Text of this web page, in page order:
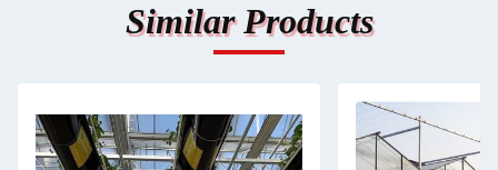
Similar Products